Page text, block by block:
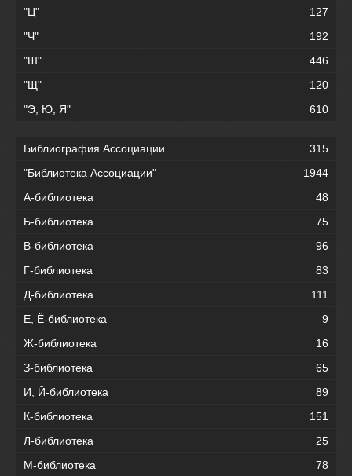
"Ц"
127
"Ч"
192
"Ш"
446
"Щ"
120
"Э, Ю, Я"
610
Библиография Ассоциации
315
"Библиотека Ассоциации"
1944
А-библиотека
48
Б-библиотека
75
В-библиотека
96
Г-библиотека
83
Д-библиотека
111
Е, Ё-библиотека
9
Ж-библиотека
16
З-библиотека
65
И, Й-библиотека
89
К-библиотека
151
Л-библиотека
25
М-библиотека
78